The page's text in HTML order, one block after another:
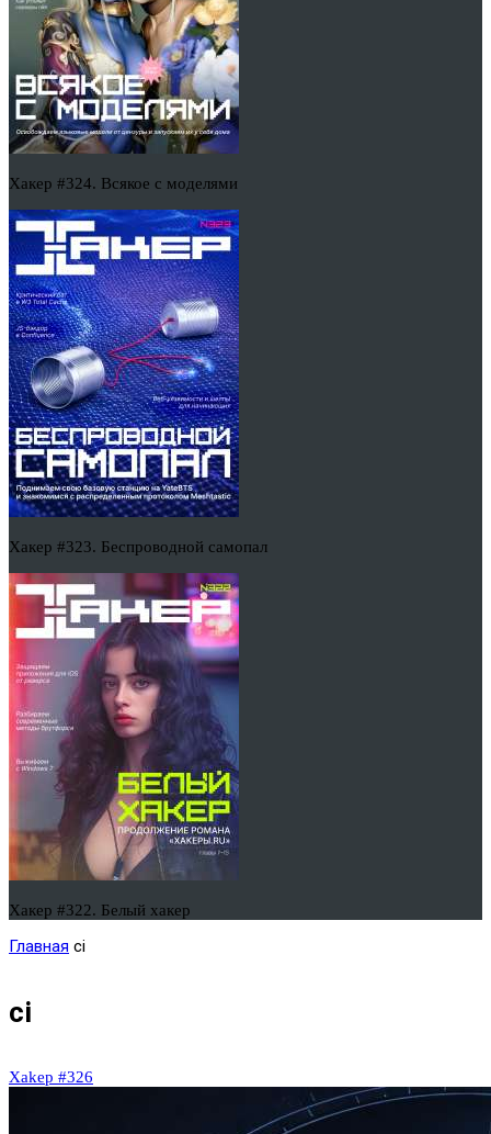
Хакер #324. Всякое с моделями
Хакер #323. Беспроводной самопал
Хакер #322. Белый хакер
Главная ci
ci
Xakep #326